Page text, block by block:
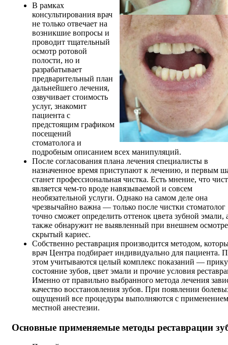
В рамках
консультирования врач
не только отвечает на
возникшие вопросы и
проводит тщательный
осмотр ротовой
полости, но и
разрабатывает
предварительный план
дальнейшего лечения,
озвучивает стоимость
услуг, знакомит
пациента с
предстоящим графиком
посещений
стоматолога и
подробным описанием всех манипуляций.
После согласования плана лечения специалисты в
назначенное время приступают к лечению, и первым
станет профессиональная чистка. Есть мнение, что
является чем-то вроде навязываемой и совсем
необязательной услуги. Однако на самом деле она
чрезвычайно важна — только после чистки стоматолог
точно сможет определить оттенок цвета зубной эмали,
также обнаружит не выявленный при внешнем осмотре
скрытый кариес.
Собственно реставрация производится методом,
врач Центра подбирает индивидуально для пациента.
этом учитываются целый комплекс показаний —
состояние зубов, цвет эмали и прочие условия
Именно от правильно выбранного метода лечения
качество восстановления зубов. При появлении
ощущений все процедуры выполняются с применением
местной анестезии.
Основные применяемые методы реставрации